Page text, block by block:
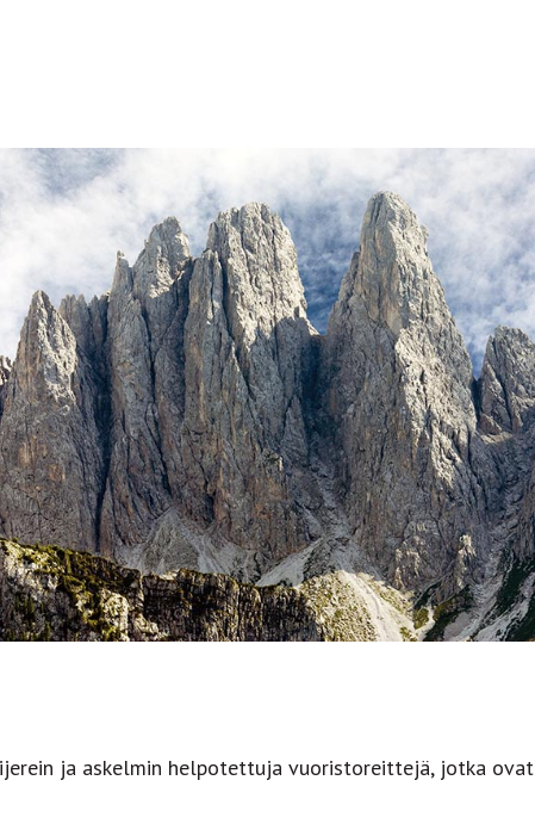
ja askelmin helpotettuja vuoristoreittejä, jotka ovat